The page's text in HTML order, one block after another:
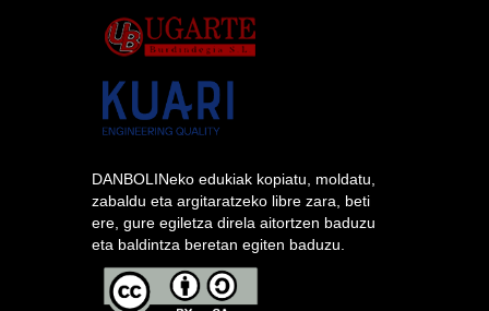
DANBOLINeko edukiak kopiatu, moldatu,
zabaldu eta argitaratzeko libre zara, beti
ere, gure egiletza direla aitortzen baduzu
eta baldintza beretan egiten baduzu.